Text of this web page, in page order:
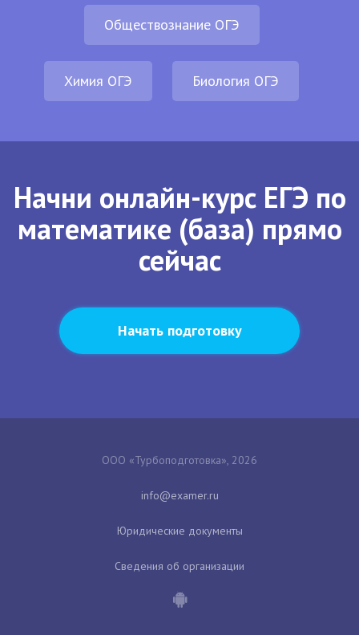
Обществознание ОГЭ
Химия ОГЭ Биология ОГЭ
Начни онлайн-курс ЕГЭ по
математике (база) прямо
сейчас
Начать подготовку
ООО «Турбоподготовка», 2026
Юридические документы
Сведения об организации